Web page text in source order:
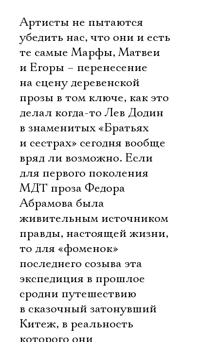
Артисты не пытаются
убедить нас, что они и есть
те самые Марфы, Матвеи
и Егоры – перенесение
на сцену деревенской
прозы в том ключе, как это
делал когда-то Лев Додин
в знаменитых «Братьях
и сестрах» сегодня вообще
вряд ли возможно. Если
для первого поколения
МДТ проза Федора
Абрамова была
живительным источником
правды, настоящей жизни,
то для «фоменок»
последнего созыва эта
экспедиция в прошлое
сродни путешествию
в сказочный затонувший
Китеж, в реальность
которого они